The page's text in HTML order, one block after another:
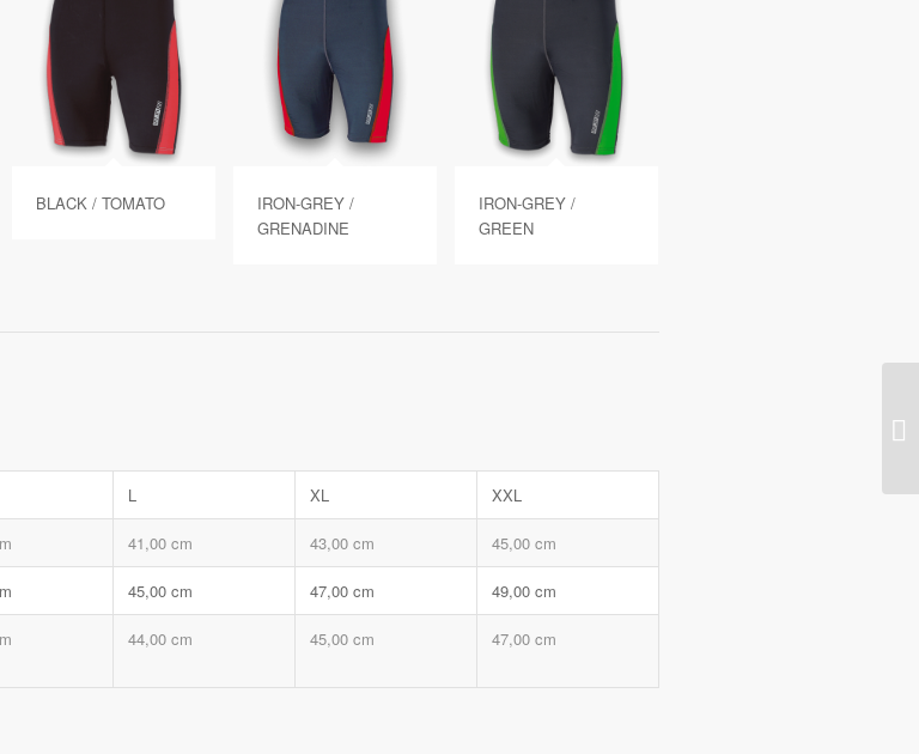
BLACK / TOMATO
IRON-GREY /
GRENADINE
IRON-GREY /
GREEN
L XL XXL
41,00 cm 43,00 cm 45,00 cm
45,00 cm 47,00 cm 49,00 cm
44,00 cm 45,00 cm 47,00 cm